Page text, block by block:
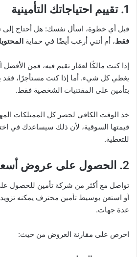
1. تقييم احتياجاتك التأمينية
قبل أي خطوة، اسأل نفسك: هل أحتاج إلى
فقط، أم أنني أرغب أيضًا في حماية
إذا كنت مالكًا لعقار تقيم فيه، فمن الأفضل
يغطي كل شيء. أما إذا كنت مستأجرًا، فقد
بتأمين على المقتنيات الشخصية فقط.
خذ الوقت الكافي لحصر كل الممتلكات
قيمتها السوقية، لأن ذلك سيساعدك في
للتغطية.
2. الحصول على عروض أسعار
تواصل مع أكثر من شركة تأمين للحصول
أو استعن بوسيط تأمين محترف يمكنه
عدة جهات.
احرص على مقارنة العروض من حيث: